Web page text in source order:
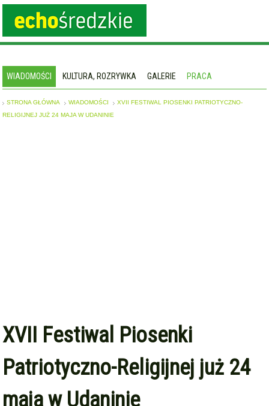
WIADOMOŚCI KULTURA, ROZRYWKA GALERIE PRACA
STRONA GŁÓWNA WIADOMOŚCI
XVII FESTIWAL PIOSENKI PATRIOTYCZNO-
RELIGIJNEJ JUŻ 24 MAJA W UDANINIE
XVII Festiwal Piosenki
Patriotyczno-Religijnej już 24
maja w Udaninie